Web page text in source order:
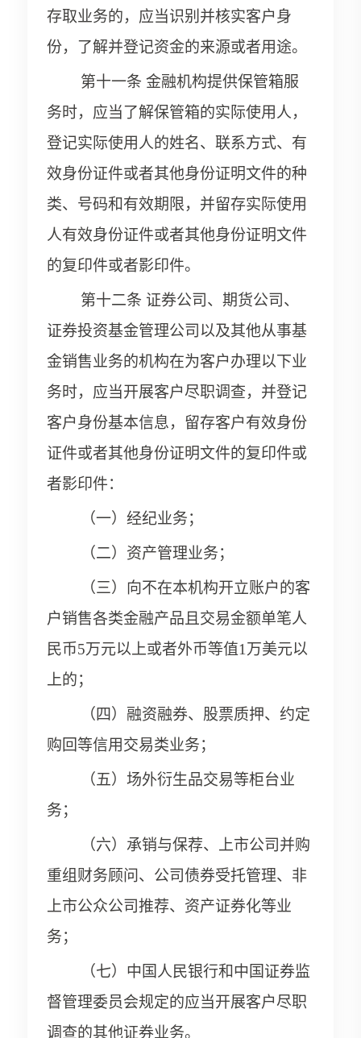
存取业务的，应当识别并核实客户身
份，了解并登记资金的来源或者用途。
第十一条 金融机构提供保管箱服
务时，应当了解保管箱的实际使用人，
登记实际使用人的姓名、联系方式、有
效身份证件或者其他身份证明文件的种
类、号码和有效期限，并留存实际使用
人有效身份证件或者其他身份证明文件
的复印件或者影印件。
第十二条 证券公司、期货公司、
证券投资基金管理公司以及其他从事基
金销售业务的机构在为客户办理以下业
务时，应当开展客户尽职调查，并登记
客户身份基本信息，留存客户有效身份
证件或者其他身份证明文件的复印件或
者影印件：
（一）经纪业务；
（二）资产管理业务；
（三）向不在本机构开立账户的客
户销售各类金融产品且交易金额单笔人
民币5万元以上或者外币等值1万美元以
上的；
（四）融资融券、股票质押、约定
购回等信用交易类业务；
（五）场外衍生品交易等柜台业
务；
（六）承销与保荐、上市公司并购
重组财务顾问、公司债券受托管理、非
上市公众公司推荐、资产证券化等业
务；
（七）中国人民银行和中国证券监
督管理委员会规定的应当开展客户尽职
调查的其他证券业务。